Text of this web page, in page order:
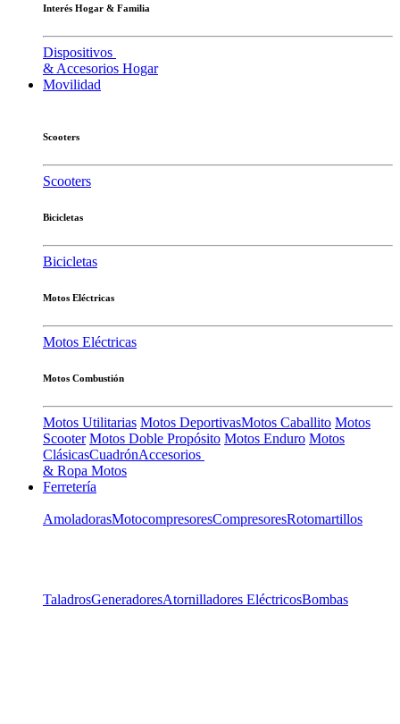
Interés Hogar & Familia
Dispositivos
& Accesorios Hogar
Movilidad
Scooters
Scooters
Bicicletas
Bicicletas
Motos Eléctricas
Motos Eléctricas
Motos Combustión
Motos Utilitarias Motos DeportivasMotos Caballito Motos
Scooter Motos Doble Propósito Motos Enduro Motos
ClásicasCuadrónAccesorios
& Ropa Motos
Ferretería
AmoladorasMotocompresoresCompresoresRotomartillos
TaladrosGeneradoresAtornilladores EléctricosBombas